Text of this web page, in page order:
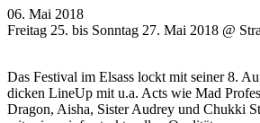
06. Mai 2018
Freitag 25. bis Sonntag 27. Mai 2018 @
Das Festival im Elsass lockt mit seiner 8.
dicken LineUp mit u.a. Acts wie Mad
Dragon, Aisha, Sister Audrey und Chukki